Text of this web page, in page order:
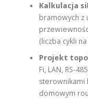
Kalkulacja
bramowych z
(liczba cykli
Projekt
Fi, LAN, RS-
sterownikami
domowym